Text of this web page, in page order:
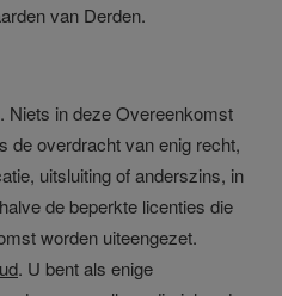
van Derden.
. Niets in deze Overeenkomst
de overdracht van enig recht,
uitsluiting of anderszins, in
de beperkte licenties die
worden uiteengezet.
. U bent als enige